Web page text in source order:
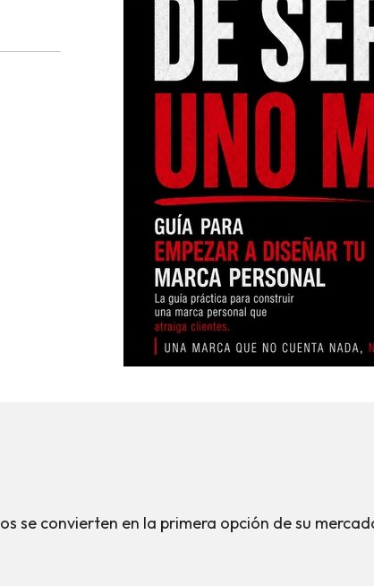
se convierten en la primera opción de su